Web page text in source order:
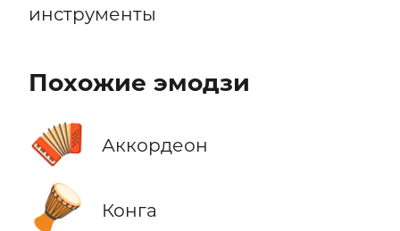
инструменты
Похожие эмодзи
🪗 Аккордеон
🪘 Конга